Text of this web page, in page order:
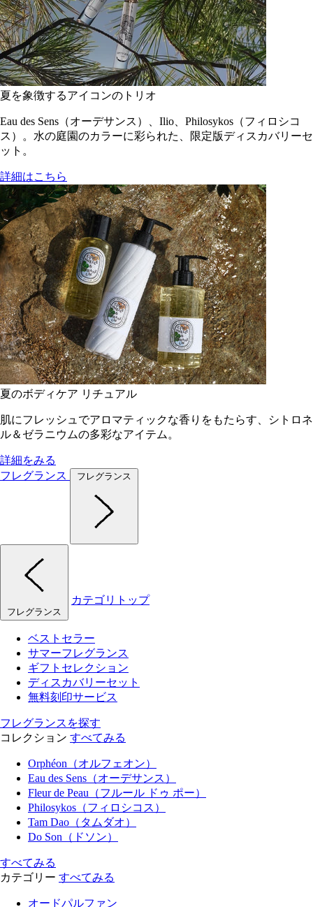
夏を象徴するアイコンのトリオ
Eau des Sens（オーデサンス）、Ilio、Philosykos（フィロシコ
ス）。水の庭園のカラーに彩られた、限定版ディスカバリーセ
ット。
詳細はこちら
夏のボディケア リチュアル
肌にフレッシュでアロマティックな香りをもたらす、シトロネ
ル＆ゼラニウムの多彩なアイテム。
詳細をみる
フレグランス
フレグランス
フレグランス
カテゴリトップ
ベストセラー
サマーフレグランス
ギフトセレクション
ディスカバリーセット
無料刻印サービス
フレグランスを探す
コレクション すべてみる
Orphéon（オルフェオン）
Eau des Sens（オーデサンス）
Fleur de Peau（フルール ドゥ ポー）
Philosykos（フィロシコス）
Tam Dao（タムダオ）
Do Son（ドソン）
すべてみる
カテゴリー すべてみる
オードパルファン